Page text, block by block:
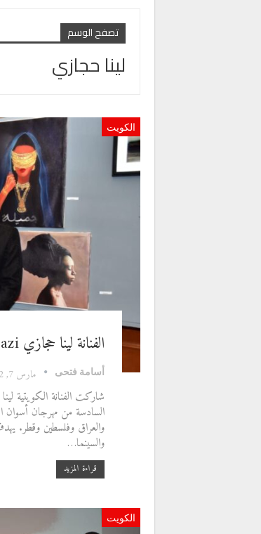
تصفح الوسم
لينا حجازي
الكويت
الفنانة لينا حجازي Lina Hijazi وتألق فى مهرجان أسوان الدولي
أسامة فتحى مارس 7, 2022
والعراق وفلسطين وقطر.
والسينما…
قراءة المزيد
الكويت